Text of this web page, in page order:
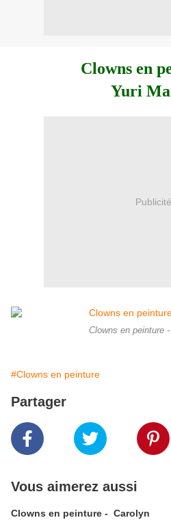
Clowns en
Yuri
Publicité
Clowns en peinture
#Clowns en peinture
Partager
Vous aimerez aussi
Clowns en peinture - Carolyn